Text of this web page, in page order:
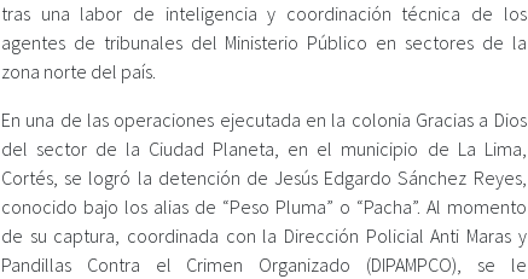
tras una labor de inteligencia y coordinación técnica de los
agentes de tribunales del Ministerio Público en sectores de la
zona norte del país.
En una de las operaciones ejecutada en la colonia Gracias a Dios
del sector de la Ciudad Planeta, en el municipio de La Lima,
Cortés, se logró la detención de Jesús Edgardo Sánchez Reyes,
conocido bajo los alias de “Peso Pluma” o “Pacha”. Al momento
de su captura, coordinada con la Dirección Policial Anti Maras y
Pandillas Contra el Crimen Organizado (DIPAMPCO), se le